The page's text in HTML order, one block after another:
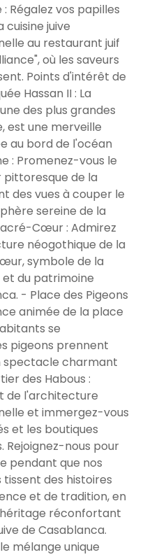
Régalez vos papilles
cuisine juive
au restaurant juif
où les saveurs
Points d'intérêt de
Hassan II : La
des plus grandes
est une merveille
au bord de l'océan
: Promenez-vous le
de la
des vues à couper le
sereine de la
Cœur : Admirez
néogothique de la
symbole de la
du patrimoine
- Place des Pigeons
animée de la place
se
pigeons prennent
spectacle charmant
des Habous :
de l'architecture
et immergez-vous
et les boutiques
Rejoignez-nous pour
pendant que nos
des histoires
et de tradition, en
réconfortant
de Casablanca.
mélange unique